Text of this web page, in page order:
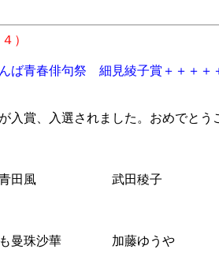
）
ば青春俳句祭 細見綾子賞＋＋＋＋
賞、入選されました。おめでとう
選
丹波の青田風 武田稜子
日も曼珠沙華 加藤ゆうや